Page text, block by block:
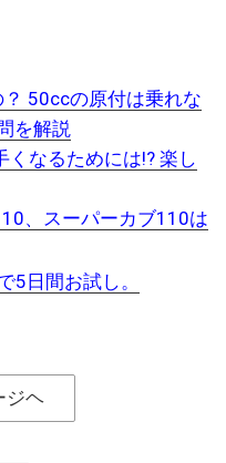
50ccの原付は乗れな
を解説
なるためには!? 楽し
、スーパーカブ110は
日間お試し。
ジヘ